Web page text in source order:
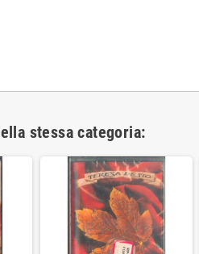
stessa categoria: